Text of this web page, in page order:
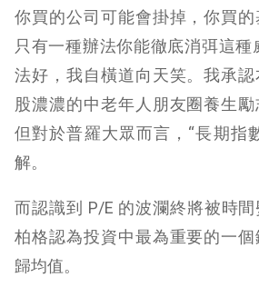
你買的公司可能會掛掉，你買的
只有一種辦法你能徹底消弭這
法好，我自橫道向天笑。我承
股濃濃的中老年人朋友圈養生勵
但對於普羅大眾而言，“長期指
解。
而認識到 P/E 的波瀾終將被時
柏格認為投資中最為重要的一
歸均值。